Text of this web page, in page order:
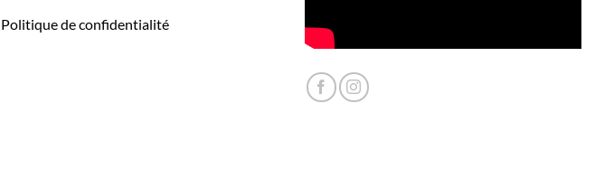
Politique de confidentialité